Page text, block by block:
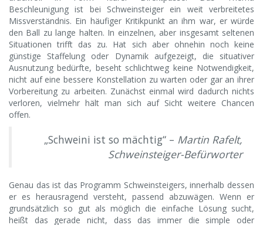
Beschleunigung ist bei Schweinsteiger ein weit verbreitetes
Missverständnis. Ein häufiger Kritikpunkt an ihm war, er würde
den Ball zu lange halten. In einzelnen, aber insgesamt seltenen
Situationen trifft das zu. Hat sich aber ohnehin noch keine
günstige Staffelung oder Dynamik aufgezeigt, die situativer
Ausnutzung bedürfte, beseht schlichtweg keine Notwendigkeit,
nicht auf eine bessere Konstellation zu warten oder gar an ihrer
Vorbereitung zu arbeiten. Zunächst einmal wird dadurch nichts
verloren, vielmehr hält man sich auf Sicht weitere Chancen
offen.
„Schweini ist so mächtig“ – Martin Rafelt,
Schweinsteiger-Befürworter
Genau das ist das Programm Schweinsteigers, innerhalb dessen
er es herausragend versteht, passend abzuwägen. Wenn er
grundsätzlich so gut als möglich die einfache Lösung sucht,
heißt das gerade nicht, dass das immer die simple oder